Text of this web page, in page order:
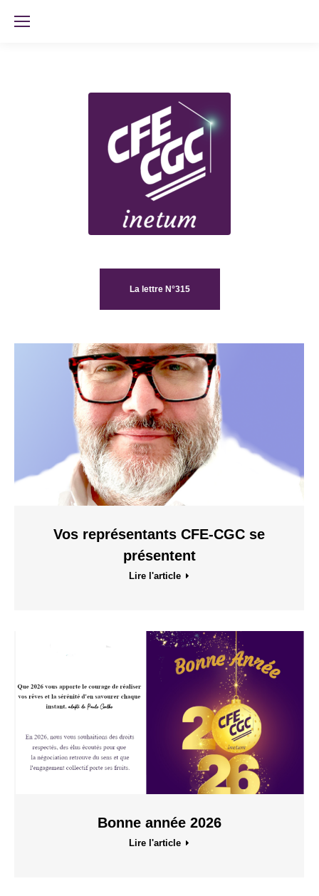
La lettre N°315
Vos représentants CFE-CGC se
présentent
Lire l'article
Bonne année 2026
Lire l'article